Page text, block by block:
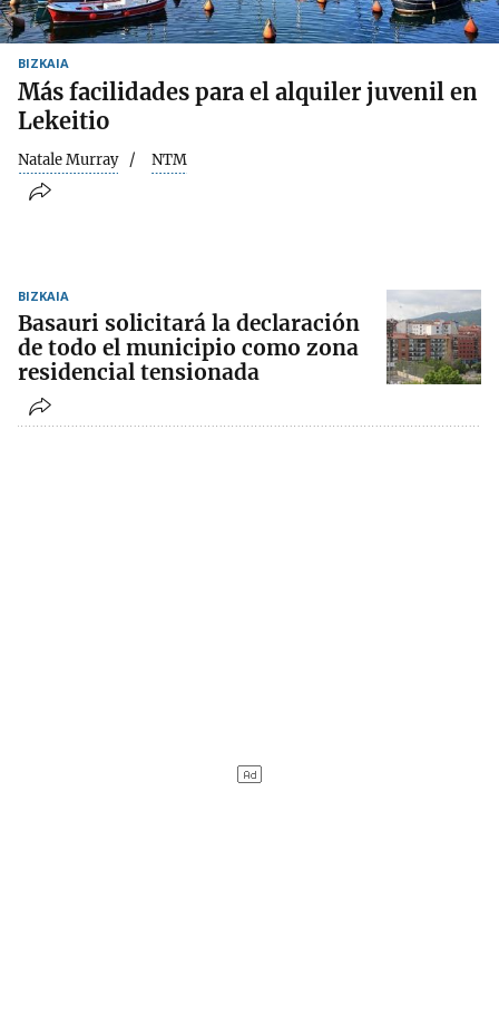
BIZKAIA
Más facilidades para el alquiler juvenil en
Lekeitio
Natale Murray NTM
BIZKAIA
Basauri solicitará la declaración
de todo el municipio como zona
residencial tensionada